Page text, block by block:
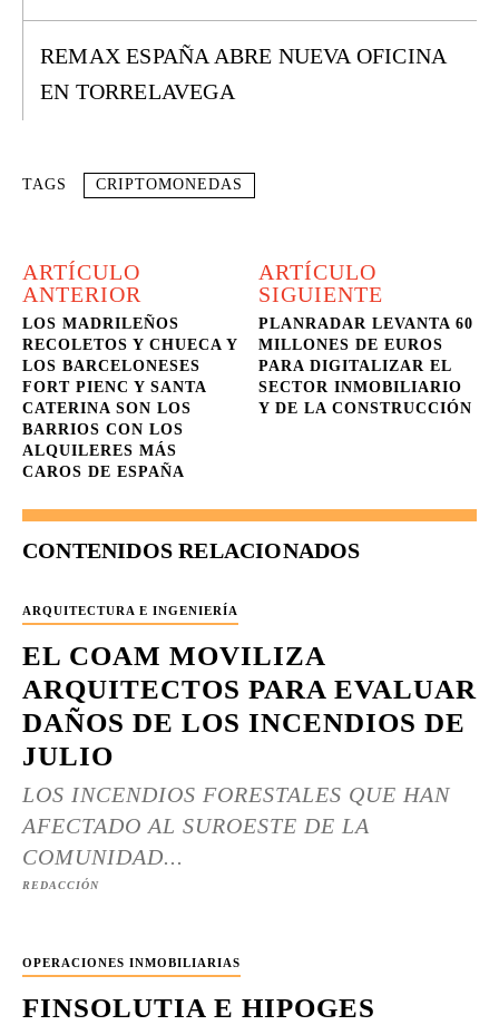
REMAX ESPAÑA ABRE NUEVA OFICINA
EN TORRELAVEGA
TAGS CRIPTOMONEDAS
ARTÍCULO
ANTERIOR
LOS MADRILEÑOS
RECOLETOS Y CHUECA Y
LOS BARCELONESES
FORT PIENC Y SANTA
CATERINA SON LOS
BARRIOS CON LOS
ALQUILERES MÁS
CAROS DE ESPAÑA
ARTÍCULO
SIGUIENTE
PLANRADAR LEVANTA 60
MILLONES DE EUROS
PARA DIGITALIZAR EL
SECTOR INMOBILIARIO
Y DE LA CONSTRUCCIÓN
CONTENIDOS RELACIONADOS
ARQUITECTURA E INGENIERÍA
EL COAM MOVILIZA
ARQUITECTOS PARA EVALUAR
DAÑOS DE LOS INCENDIOS DE
JULIO
LOS INCENDIOS FORESTALES QUE HAN
AFECTADO AL SUROESTE DE LA
COMUNIDAD...
REDACCIÓN
OPERACIONES INMOBILIARIAS
FINSOLUTIA E HIPOGES